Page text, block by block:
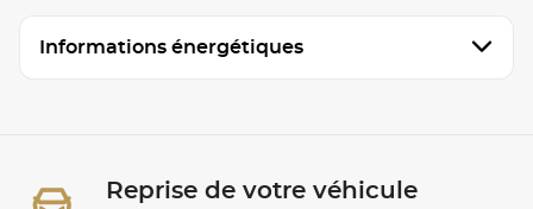
Informations énergétiques
Reprise de votre véhicule